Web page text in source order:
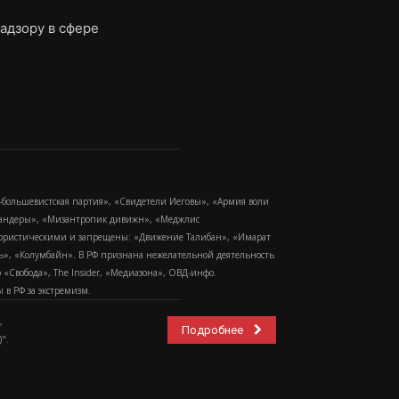
в сфере
партия», «Свидетели Иеговы», «Армия воли
«Мизантропик дивижн», «Меджлис
и запрещены: «Движение Талибан», «Имарат
«Колумбайн». В РФ признана нежелательной деятельность
The Insider, «Медиазона», ОВД-инфо.
РФ за экстремизм.
Подробнее